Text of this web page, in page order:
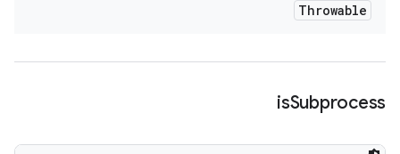
Throwable
isSubprocess